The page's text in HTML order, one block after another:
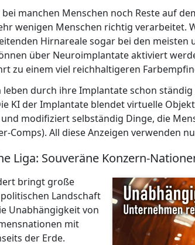
manchen Menschen noch Reste auf
wenigen Menschen richtig verarbeitet.
Hirnareale sogar bei den meisten
über Neuroimplantate aktiviert
zu einem viel reichhaltigeren
leben durch ihre Implantate schon
KI der Implantate blendet virtuelle
modifiziert selbständig Dinge, die
Comps). All diese Anzeigen verwenden
Liga: Souveräne Konzern-
bringt große
Landschaft
Unabhängigkeit von
mit
der Erde.